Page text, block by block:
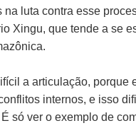
na luta contra esse
Xingu, que tende a se
a articulação, porque
internos, e isso
só ver o exemplo de